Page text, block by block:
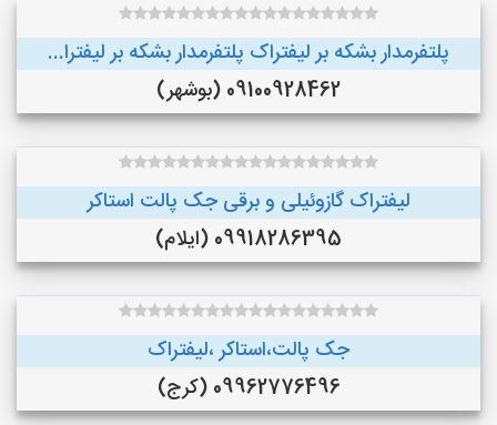
پلتفرمدار بشکه بر لیفتراک پلتفرمدار بشکه بر لیفترا...
09100928462 (بوشهر)
لیفتراک گازوئیلی و برقی جک پالت استاکر
09918286395 (ایلام)
جک پالت،استاکر ،لیفتراک
09962776496 (کرج)